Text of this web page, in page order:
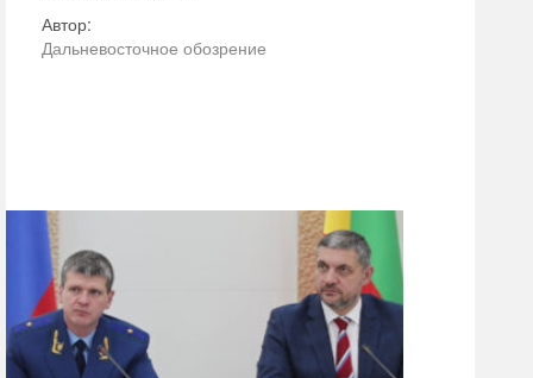
Автор:
Дальневосточное обозрение